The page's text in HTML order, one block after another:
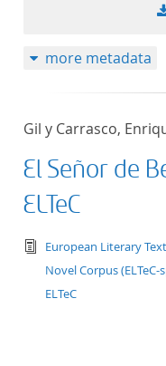
more metadata
Gil y Carrasco,
El Señor de
ELTeC
text/
European Literary
Novel Corpus (ELTeC-
ELTeC